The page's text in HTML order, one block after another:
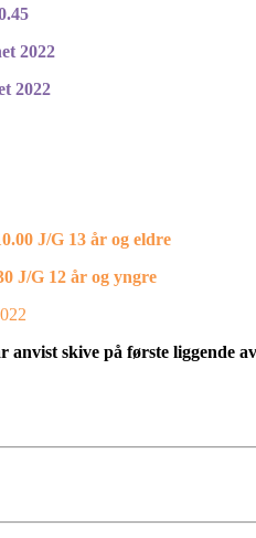
2022
2022
J/G 13 år og eldre
J/G 12 år og yngre
skive på første liggende